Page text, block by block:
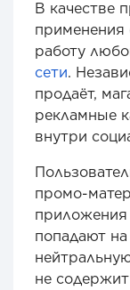
В качестве
применения
работу
сети.
продаёт,
рекламные
внутри
промо-
приложения
попадают
не